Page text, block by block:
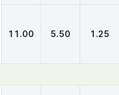
11.00 5.50 1.25